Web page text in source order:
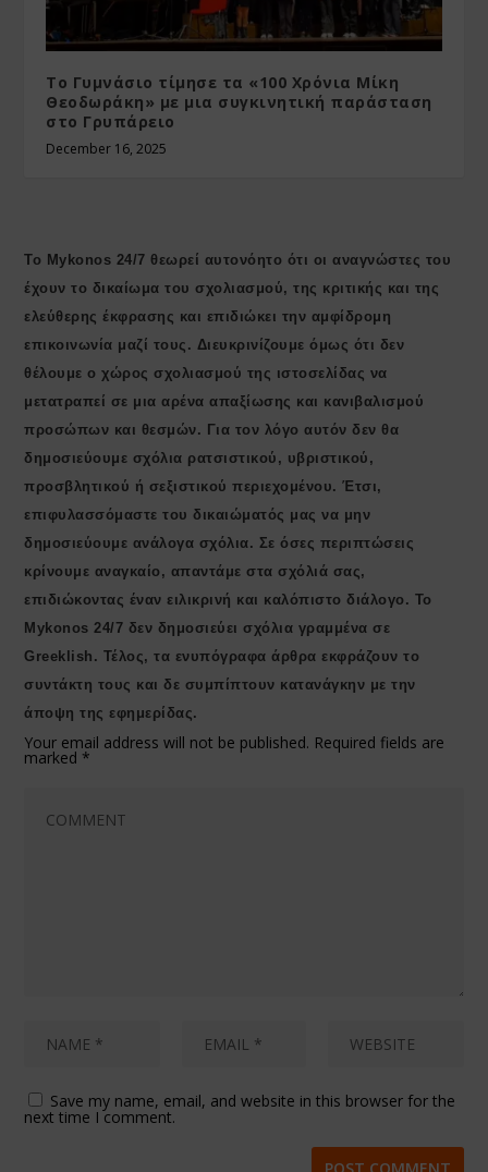
Το Γυμνάσιο τίμησε τα «100 Χρόνια Μίκη
Θεοδωράκη» με μια συγκινητική παράσταση
στο Γρυπάρειο
December 16, 2025
Το Mykonos 24/7 θεωρεί αυτονόητο ότι οι αναγνώστες του
έχουν το δικαίωμα του σχολιασμού, της κριτικής και της
ελεύθερης έκφρασης και επιδιώκει την αμφίδρομη
επικοινωνία μαζί τους. Διευκρινίζουμε όμως ότι δεν
θέλουμε ο χώρος σχολιασμού της ιστοσελίδας να
μετατραπεί σε μια αρένα απαξίωσης και κανιβαλισμού
προσώπων και θεσμών. Για τον λόγο αυτόν δεν θα
δημοσιεύουμε σχόλια ρατσιστικού, υβριστικού,
προσβλητικού ή σεξιστικού περιεχομένου. Έτσι,
επιφυλασσόμαστε του δικαιώματός μας να μην
δημοσιεύουμε ανάλογα σχόλια. Σε όσες περιπτώσεις
κρίνουμε αναγκαίο, απαντάμε στα σχόλιά σας,
επιδιώκοντας έναν ειλικρινή και καλόπιστο διάλογο. Το
Μykonos 24/7 δεν δημοσιεύει σχόλια γραμμένα σε
Greeklish. Τέλος, τα ενυπόγραφα άρθρα εκφράζουν το
συντάκτη τους και δε συμπίπτουν κατανάγκην με την
άποψη της εφημερίδας.
Your email address will not be published. Required fields are
marked *
Save my name, email, and website in this browser for the
next time I comment.